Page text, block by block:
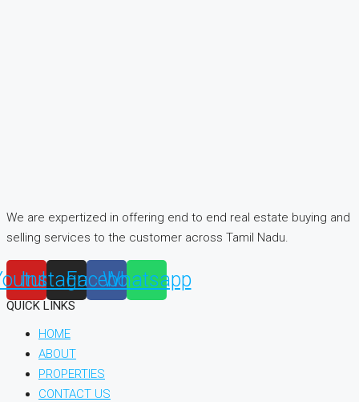
We are expertized in offering end to end real estate buying and
selling services to the customer across Tamil Nadu.
Instagram
Facebook
Whatsapp
QUICK LINKS
HOME
ABOUT
PROPERTIES
CONTACT US